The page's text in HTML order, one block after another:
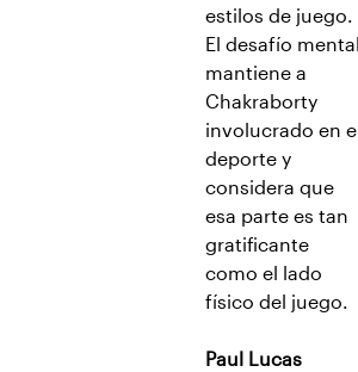
estilos de juego.
El desafío mental
mantiene a
Chakraborty
involucrado en el
deporte y
considera que
esa parte es tan
gratificante
como el lado
físico del juego.
Paul Lucas